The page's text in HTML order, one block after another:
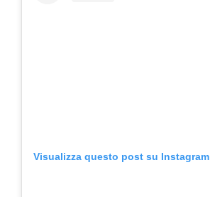
Visualizza questo post su Instagram